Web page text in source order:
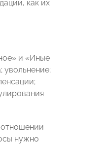
как их
и «Иные
увольнение;
отношении
нужно